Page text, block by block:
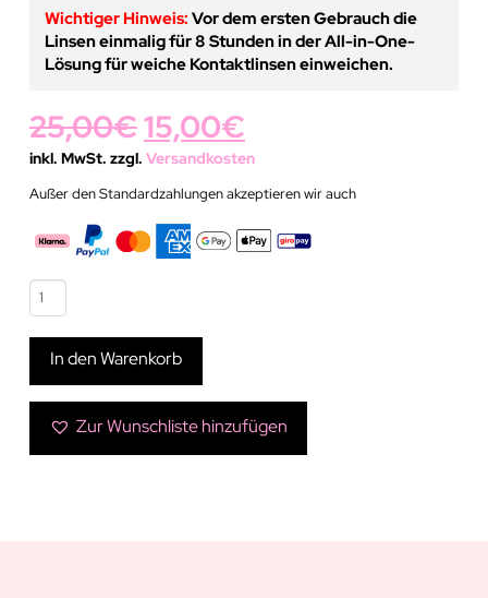
Wichtiger Hinweis:Vor dem ersten Gebrauch die
Linsen einmalig für 8 Stunden in der All-in-One-
Lösung für weiche Kontaktlinsen einweichen.
25,00€Ursprünglicher
Preis
war:
25,00€
15,00€Aktueller
Preis
ist:
15,00€.
inkl. MwSt. zzgl. Versandkosten
Außer den Standardzahlungen akzeptieren wir auch
Grüne
Kontaktlinse
California
Menge
In den Warenkorb
Zur Wunschliste hinzufügen